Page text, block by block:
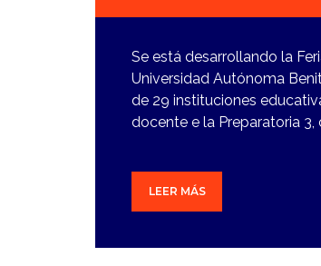
Se está desarrollando la
Universidad Autónoma
de 29 instituciones
docente e la Preparatoria
LEER MÁS